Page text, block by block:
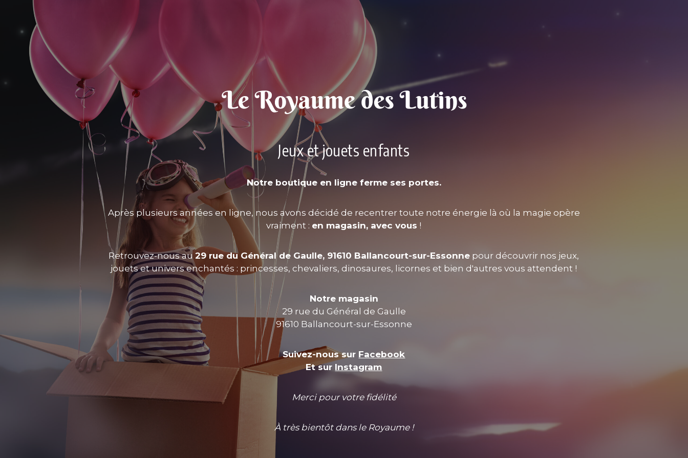
Jeux et jouets enfants
Notre boutique en ligne ferme ses portes.
Après plusieurs années en ligne, nous avons décidé de recentrer toute notre énergie là où la magie opère
vraiment : en magasin, avec vous !
Retrouvez-nous au29 rue du Général de Gaulle, 91610 Ballancourt-sur-Essonne pour découvrir nos jeux,
jouets et univers enchantés : princesses, chevaliers, dinosaures, licornes et bien d'autres vous attendent !
Notre magasin
29 rue du Général de Gaulle
91610 Ballancourt-sur-Essonne
Suivez-nous sur Facebook
Et sur Instagram
Merci pour votre fidélité
À très bientôt dans le Royaume !